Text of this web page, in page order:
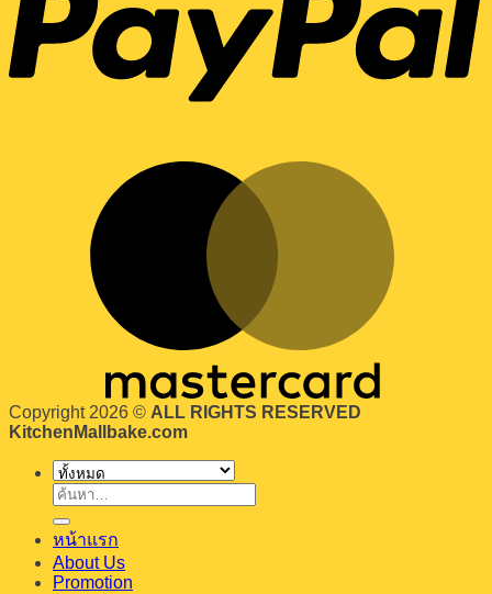
Copyright 2026 © ALL RIGHTS RESERVED
KitchenMallbake.com
ค้นหา:
หน้าแรก
About Us
Promotion